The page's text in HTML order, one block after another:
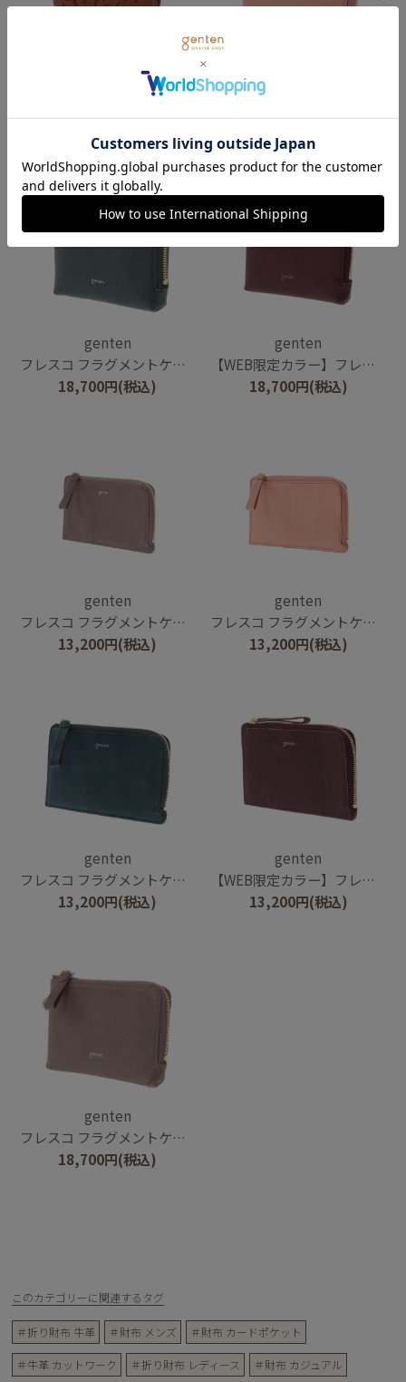
genten
フレスコ フラグメントケース
18,700円(税込)
genten
【WEB限定カラー】フレスコ フラグメントケース
18,700円(税込)
genten
フレスコ フラグメントケース
13,200円(税込)
genten
フレスコ フラグメントケース
13,200円(税込)
genten
フレスコ フラグメントケース
13,200円(税込)
genten
【WEB限定カラー】フレスコ フラグメントケース
13,200円(税込)
genten
フレスコ フラグメントケース
18,700円(税込)
このカテゴリーに関連するタグ
＃折り財布 牛革 ＃財布 メンズ ＃財布 カードポケット
＃牛革 カットワーク ＃折り財布 レディース ＃財布 カジュアル